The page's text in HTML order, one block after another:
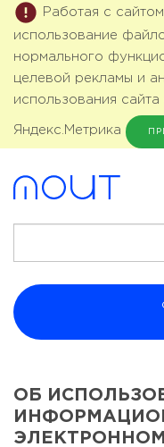
Работая с
использование
нормального
целевой рекламы и
использования
Яндекс.Метрика
ОБ